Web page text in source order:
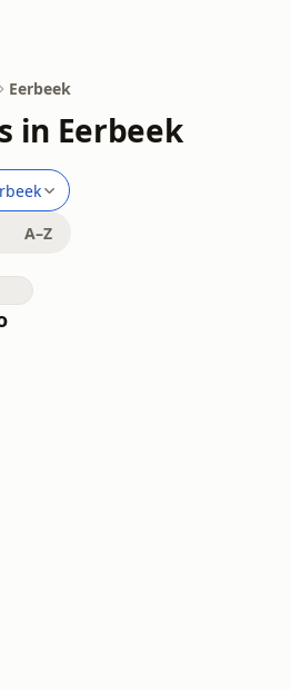
Eerbeek
in Eerbeek
A–Z